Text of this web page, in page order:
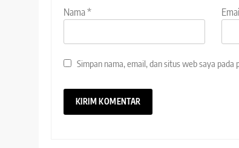
Nama*
Simpan nama, email, dan situs web saya